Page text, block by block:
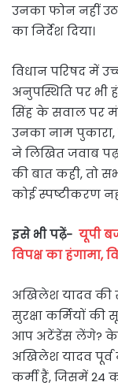
उनका फोन नहीं
का निर्देश दिया।
विधान परिषद में
अनुपस्थिति पर भी
सिंह के सवाल पर
उनका नाम
ने लिखित जवाब
की बात कही, तो
कोई स्पष्टीकरण
इसे भी पढ़ें- यूपी
विपक्ष का हंगामा,
अखिलेश यादव की
सुरक्षा कर्मियों की
आप अटेंडेंस लेंगे?
अखिलेश यादव पूर्व
कर्मी हैं, जिसमें 24